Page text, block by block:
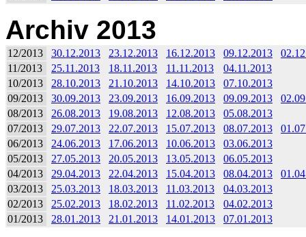
Archiv 2013
12/2013 30.12.2013 23.12.2013 16.12.2013 09.12.2013
11/2013
25.11.2013 18.11.2013 11.11.2013
04.11.2013
10/2013
28.10.2013 21.10.2013 14.10.2013
07.10.2013
09/2013
30.09.2013 23.09.2013 16.09.2013 09.09.2013
08/2013
26.08.2013 19.08.2013 12.08.2013
05.08.2013
07/2013
29.07.2013 22.07.2013 15.07.2013 08.07.2013
06/2013
24.06.2013 17.06.2013 10.06.2013
03.06.2013
05/2013
27.05.2013 20.05.2013 13.05.2013
06.05.2013
04/2013
29.04.2013 22.04.2013 15.04.2013 08.04.2013
03/2013
25.03.2013 18.03.2013 11.03.2013
04.03.2013
02/2013
25.02.2013 18.02.2013 11.02.2013
04.02.2013
01/2013
28.01.2013 21.01.2013 14.01.2013 07.01.2013